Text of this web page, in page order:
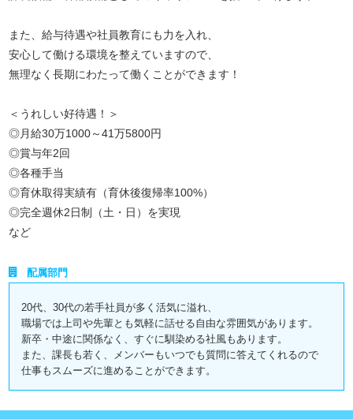
また、給与待遇や社員教育にも力を入れ、
安心して働ける環境を整えていますので、
無理なく長期にわたって働くことができます！
＜うれしい好待遇！＞
◎月給30万1000～41万5800円
◎賞与年2回
◎各種手当
◎育休取得実績有（育休後復帰率100%）
◎完全週休2日制（土・日）を実現
など
配属部門
20代、30代の若手社員が多く活気に溢れ、
職場では上司や先輩とも気軽に話せる自由な雰囲気があります。
新卒・中途に関係なく、すぐに馴染める社風もあります。
また、課長も若く、メンバーもいつでも質問に答えてくれるので
仕事もスムーズに進めることができます。